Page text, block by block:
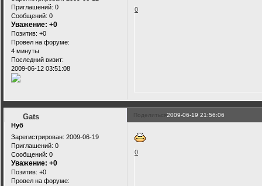
Приглашений: 0
Сообщений: 0
Уважение: +0
Позитив: +0
Провел на форуме:
4 минуты
Последний визит:
2009-06-12 03:51:08
0
Поделиться2009-06-19 21:56:06
Gats
Нуб
Зарегистрирован: 2009-06-19
Приглашений: 0
Сообщений: 0
Уважение: +0
Позитив: +0
Провел на форуме:
0